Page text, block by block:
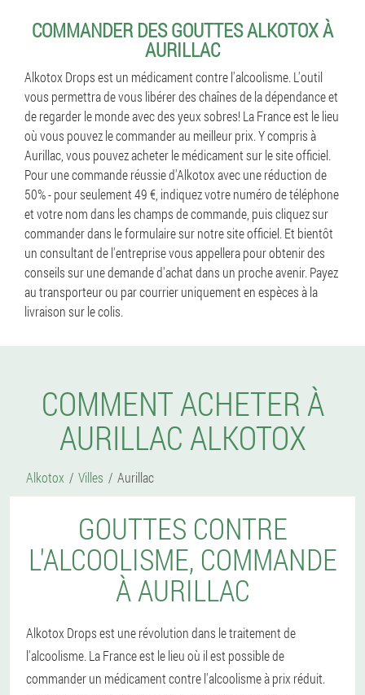
COMMANDER DES GOUTTES ALKOTOX À
AURILLAC
Alkotox Drops est un médicament contre l'alcoolisme. L'outil
vous permettra de vous libérer des chaînes de la dépendance et
de regarder le monde avec des yeux sobres! La France est le lieu
où vous pouvez le commander au meilleur prix. Y compris à
Aurillac, vous pouvez acheter le médicament sur le site officiel.
Pour une commande réussie d'Alkotox avec une réduction de
50% - pour seulement 49 €, indiquez votre numéro de téléphone
et votre nom dans les champs de commande, puis cliquez sur
commander dans le formulaire sur notre site officiel. Et bientôt
un consultant de l'entreprise vous appellera pour obtenir des
conseils sur une demande d'achat dans un proche avenir. Payez
au transporteur ou par courrier uniquement en espèces à la
livraison sur le colis.
COMMENT ACHETER À
AURILLAC ALKOTOX
Alkotox Villes Aurillac
GOUTTES CONTRE
L'ALCOOLISME, COMMANDE
À AURILLAC
Alkotox Drops est une révolution dans le traitement de
l'alcoolisme. La France est le lieu où il est possible de
commander un médicament contre l'alcoolisme à prix réduit.